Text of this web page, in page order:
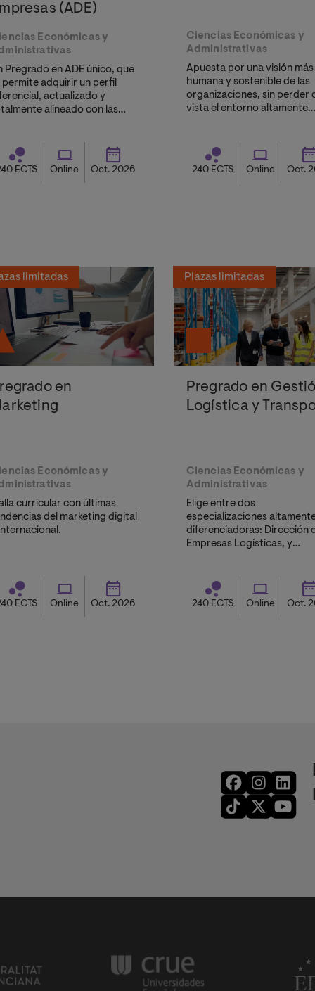
(ADE)
Económicas y
Pregrado en ADE único, que
permite adquirir un perfil
actualizado y
alineado con las
ECTS Online Oct. 2026
Ciencias Económicas y
Administrativas
Apuesta por una visión más
humana y sostenible de las
organizaciones, sin perder
vista el entorno altamente
implica un enfoque que
cuenta tanto la tecnología
como las personas, para
240 ECTS Online Oct.
limitadas
en
Económicas y
curricular con últimas
del marketing digital
ECTS Online Oct. 2026
Plazas limitadas
Pregrado en
Logística y
Ciencias Económicas y
Administrativas
Elige entre dos
especializaciones
diferenciadoras: Dirección
Empresas Logísticas, y
Logística. Conviértete en
profesional fundamental
240 ECTS Online Oct.